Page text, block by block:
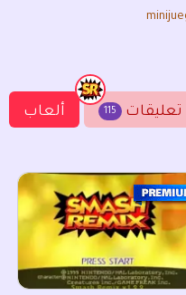
ألعاب 115 تعليقات